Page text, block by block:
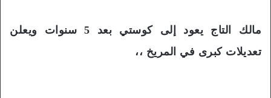
مالك التاج يعود إلى كوستي بعد 5 سنوات ويعلن
تعديلات كبرى في المريخ ،،